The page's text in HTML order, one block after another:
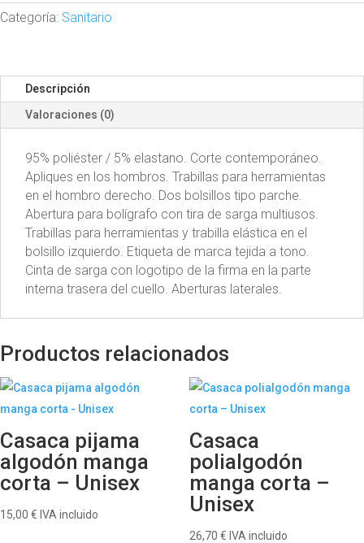
Categoría: Sanitario
Descripción
Valoraciones (0)
95% poliéster / 5% elastano. Corte contemporáneo.
Apliques en los hombros. Trabillas para herramientas
en el hombro derecho. Dos bolsillos tipo parche.
Abertura para bolígrafo con tira de sarga multiusos.
Trabillas para herramientas y trabilla elástica en el
bolsillo izquierdo. Etiqueta de marca tejida a tono.
Cinta de sarga con logotipo de la firma en la parte
interna trasera del cuello. Aberturas laterales.
Productos relacionados
Casaca pijama
algodón manga
corta – Unisex
15,00 € IVA incluido
Casaca
polialgodón
manga corta –
Unisex
26,70 € IVA incluido